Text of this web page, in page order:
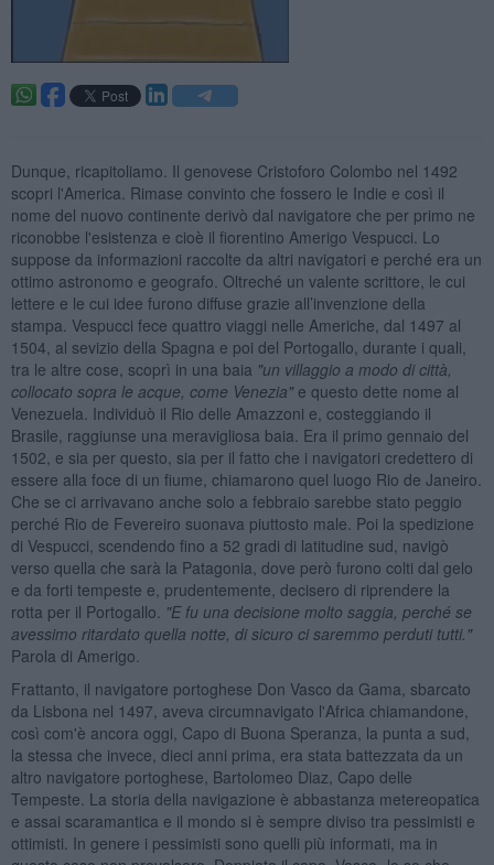
Dunque, ricapitoliamo. Il genovese Cristoforo Colombo nel 1492
scopri l'America. Rimase convinto che fossero le Indie e così il
nome del nuovo continente derivò dal navigatore che per primo ne
riconobbe l'esistenza e cioè il fiorentino Amerigo Vespucci. Lo
suppose da informazioni raccolte da altri navigatori e perché era un
ottimo astronomo e geografo. Oltreché un valente scrittore, le cui
lettere e le cui idee furono diffuse grazie all’invenzione della
stampa. Vespucci fece quattro viaggi nelle Americhe, dal 1497 al
1504, al sevizio della Spagna e poi del Portogallo, durante i quali,
tra le altre cose, scoprì in una baia "un villaggio a modo di città,
collocato sopra le acque, come Venezia" e questo dette nome al
Venezuela. Individuò il Rio delle Amazzoni e, costeggiando il
Brasile, raggiunse una meravigliosa baia. Era il primo gennaio del
1502, e sia per questo, sia per il fatto che i navigatori credettero di
essere alla foce di un fiume, chiamarono quel luogo Rio de Janeiro.
Che se ci arrivavano anche solo a febbraio sarebbe stato peggio
perché Rio de Fevereiro suonava piuttosto male. Poi la spedizione
di Vespucci, scendendo fino a 52 gradi di latitudine sud, navigò
verso quella che sarà la Patagonia, dove però furono colti dal gelo
e da forti tempeste e, prudentemente, decisero di riprendere la
rotta per il Portogallo. "E fu una decisione molto saggia, perché se
avessimo ritardato quella notte, di sicuro ci saremmo perduti tutti."
Parola di Amerigo.
Frattanto, il navigatore portoghese Don Vasco da Gama, sbarcato
da Lisbona nel 1497, aveva circumnavigato l'Africa chiamandone,
così com'è ancora oggi, Capo di Buona Speranza, la punta a sud,
la stessa che invece, dieci anni prima, era stata battezzata da un
altro navigatore portoghese, Bartolomeo Diaz, Capo delle
Tempeste. La storia della navigazione è abbastanza metereopatica
e assai scaramantica e il mondo si è sempre diviso tra pessimisti e
ottimisti. In genere i pessimisti sono quelli più informati, ma in